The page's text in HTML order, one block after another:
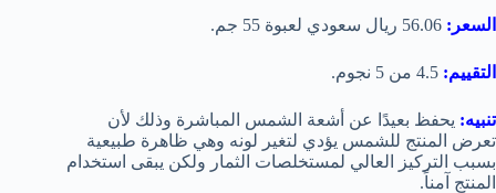
السعر: 56.06 ريال سعودي لعبوة 55 جم.
التقييم: 4.5 من 5 نجوم.
تنبيه: يحفظ بعيدًا عن أشعة الشمس المباشرة وذلك لأن
تعرض المنتج للشمس يؤدي لتغير لونه وهي ظاهرة طبيعية
بسبب التركيز العالي لمستخلصات الثمار ولكن يبقى استخدام
المنتج آمناً.